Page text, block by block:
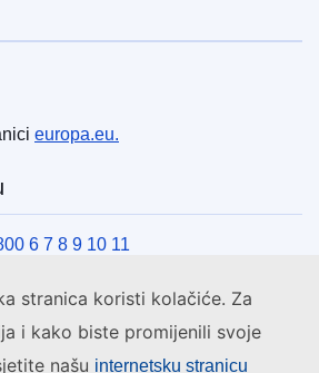
stranica koristi kolačiće. Za
i kako biste promijenili svoje
našu internetsku stranicu
europa.eu.
6 7 8 9 10 11
vezu na drugi način
našim obrascem za kontakt
od centara EU-a